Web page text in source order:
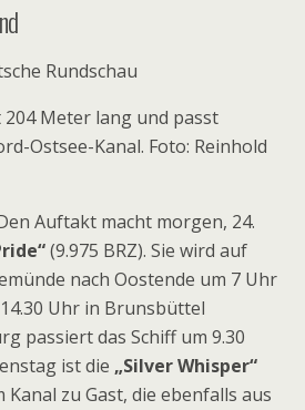
Rundschau
204 Meter lang und passt
Ostsee-Kanal. Foto: Reinhold
Auftakt macht morgen, 24.
(9.975 BRZ). Sie wird auf
nach Oostende um 7 Uhr
Uhr in Brunsbüttel
passiert das Schiff um 9.30
ist die „Silver Whisper“
Kanal zu Gast, die ebenfalls aus